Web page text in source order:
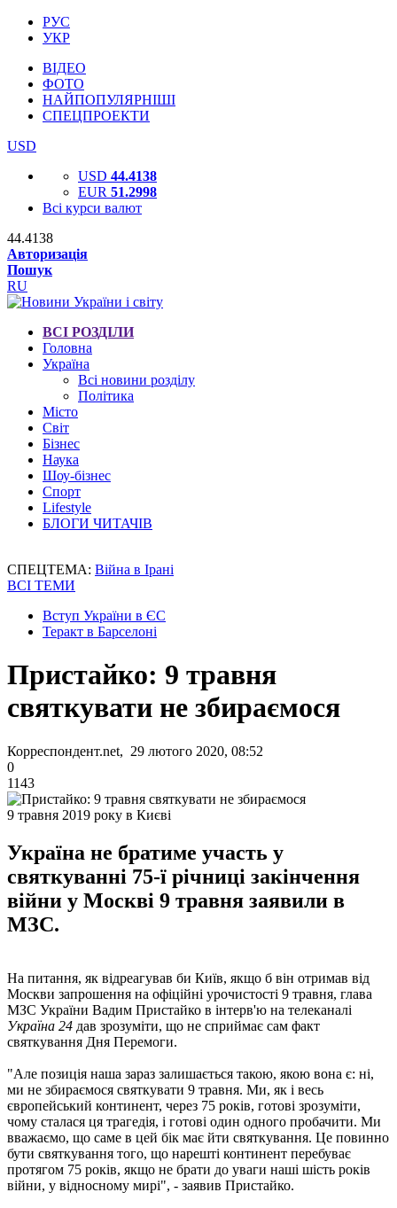
РУС
УКР
ВІДЕО
ФОТО
НАЙПОПУЛЯРНІШІ
СПЕЦПРОЕКТИ
USD
USD 44.4138
EUR 51.2998
Всі курси валют
44.4138
Авторизація
Пошук
RU
ВСІ РОЗДІЛИ
Головна
Україна
Всі новини розділу
Політика
Місто
Світ
Бізнес
Наука
Шоу-бізнес
Спорт
Lifestyle
БЛОГИ ЧИТАЧІВ
СПЕЦТЕМА: Війна в Ірані
ВСІ ТЕМИ
Вступ України в ЄС
Теракт в Барселоні
Пристайко: 9 травня
святкувати не збираємося
Корреспондент.net, 29 лютого 2020, 08:52
0
1143
9 травня 2019 року в Києві
Україна не братиме участь у
святкуванні 75-ї річниці закінчення
війни у Москві 9 травня заявили в
МЗС.
На питання, як відреагував би Київ, якщо б він отримав від
Москви запрошення на офіційні урочистості 9 травня, глава
МЗС України Вадим Пристайко в інтерв'ю на телеканалі
Україна 24 дав зрозуміти, що не сприймає сам факт
святкування Дня Перемоги.
"Але позиція наша зараз залишається такою, якою вона є: ні,
ми не збираємося святкувати 9 травня. Ми, як і весь
європейський континент, через 75 років, готові зрозуміти,
чому сталася ця трагедія, і готові один одного пробачити. Ми
вважаємо, що саме в цей бік має йти святкування. Це повинно
бути святкування того, що нарешті континент перебуває
протягом 75 років, якщо не брати до уваги наші шість років
війни, у відносному мирі", - заявив Пристайко.